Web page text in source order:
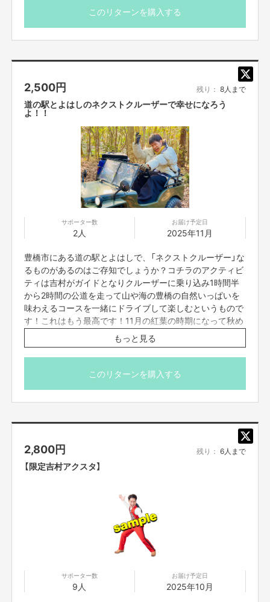
目標金額300,000円はゴールではなく、あくまでも豊橋市住みます芸人と
皆様が楽しめるのリターンを沢山ご用意してまさに豊橋市を盛り上げる！を
【 ご支援にあたっての注意事項 】
・応募者は、自ら及び自らが代表となって応募した参加者全てが、反社会的
勢力（暴力団、暴力団員、暴力団準構成員、暴力団関係企業、総会屋等、社
会運動等標ぼうゴロ、特殊知能暴力集団及びこれらに準ずる団体、並びにこ
れらの構成員等を指します。以下、同様とします。）に該当せず、また、こ
れら反社会的勢力との間で社会的に非難されるべき関係を有していないこと
・プロジェクト実施前及び実施中に上記に反する事態が発生した場合、いつ
でもプロジェクトの実行を中止することができ、プランナーは一切の責任を
負担しません。
・リターンについて二次利用の目的や、有料イベント、PR目的での配信・
・参加する権利の転売や譲渡は禁止とさせていただきます。購入したご本人
のみが参加できます。
・一度購入いただいたものは、キャンセルができません。
【オンラインのリターンについて】
・オンライン会議ツールで参加者をつなぎ、リモートでご参加いただきま
す。直接お会いすることはできませんので、ご了承ください。
・コミュニケーションには「Zoom」を使用させていただきます。Zoomを使
用できる環境を整えていただき、電波のいい環境でおつなぎください。
お知らせした時間を厳守して下さい。遅れると参加できなくなります。
・コンプライアンスの観点から録画させていただいております。あらかじめ
ご了承ください。お客様の映像に関しては、他の目的での使用は致しませ
・不適切と考えられる言動があった場合、強制的に退出をお願いする場合が
このリターンを購入する
2,500円 残り： 8人まで
道の駅とよはしのネクストクルーザーで幸せになろう
よ！！
サポーター数
2人
お届け予定日
2025年11月
豊橋市にある道の駅とよはしで、「ネクストクルーザー」な
るものがあるのはご存知でしょうか？コチラのアクティビ
ティは吉村がガイドとなりクルーザーに乗り込み1時間半
から2時間の公道を走って山や海の豊橋の自然いっぱいを
味わえるコースを一緒にドライブして楽しむというもので
す！これはもう最高です！11月の紅葉の時期になって秋め
いて来た豊橋の自然をいっぱい味わいましょう！
特典として、ガイドだけじゃなく吉村とデートなうな写真
も取り放題です！もちろん吉村無しでも映える写真いっぱ
い撮れます！是非ご参加ください！
※2人分のリターンとして、2口ご支援ください。
※11月以降の土日の午前か午後かご希望を第三候補までお
聞きしますので、クラファン終了後メッセージ機能でやり
とりして日程決めをお願い致します。
※ネクストクルーザー代金はお客様負担で宜しくお願い致
もっと見る
このリターンを購入する
2,800円 残り： 6人まで
【限定吉村アクスタ】
サポーター数
9人
お届け予定日
2025年10月